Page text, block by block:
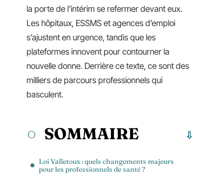
la porte de l’intérim se refermer devant eux.
Les hôpitaux, ESSMS et agences d’emploi
s’ajustent en urgence, tandis que les
plateformes innovent pour contourner la
nouvelle donne. Derrière ce texte, ce sont des
milliers de parcours professionnels qui
basculent.
SOMMAIRE
Loi Valletoux : quels changements majeurs
pour les professionnels de santé ?